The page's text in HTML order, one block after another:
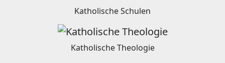
Katholische Schulen
Katholische Theologie